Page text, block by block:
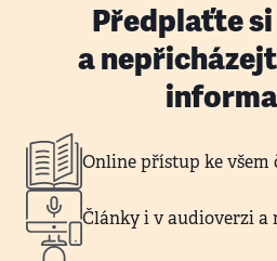
Předplaťte
a
Online přístup ke
Články i v audioverzi